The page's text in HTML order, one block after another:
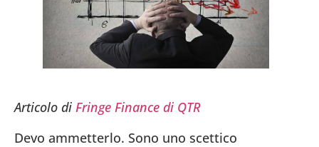
Articolo di Fringe Finance di QTR
Devo ammetterlo. Sono uno scettico